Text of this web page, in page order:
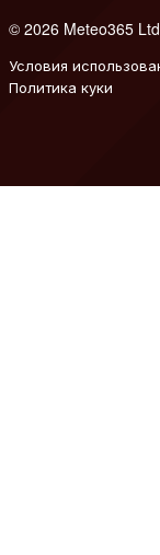
© 2026 Meteo365
Условия
Политика куки